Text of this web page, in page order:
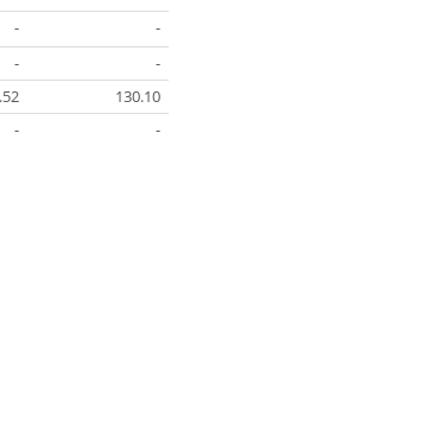
-
-
-
-
130.10
- -